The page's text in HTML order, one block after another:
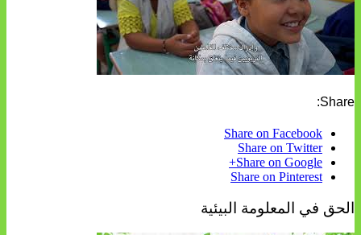
Share:
Share on Facebook
Share on Twitter
Share on Google+
Share on Pinterest
الحق في المعلومة البيئية